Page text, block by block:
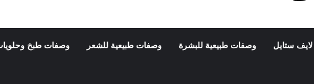
لايف ستايل وصفات طبيعية للبشرة وصفات طبيعية للشعر وصفات طبخ